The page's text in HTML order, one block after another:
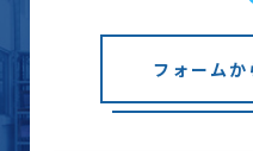
フォーム